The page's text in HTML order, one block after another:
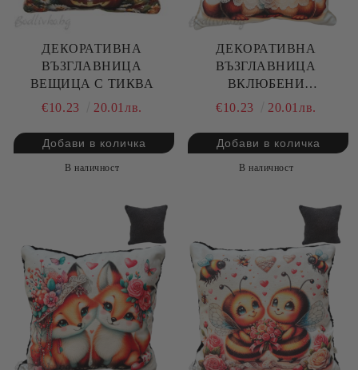
ДЕКОРАТИВНА
ВЪЗГЛАВНИЦА
ВЕЩИЦА С ТИКВА
€10.23
20.01лв.
В наличност
ДЕКОРАТИВНА
ВЪЗГЛАВНИЦА
ВКЛЮБЕНИ
ЖИВОТИНКИ
€10.23 20.01лв.
В наличност